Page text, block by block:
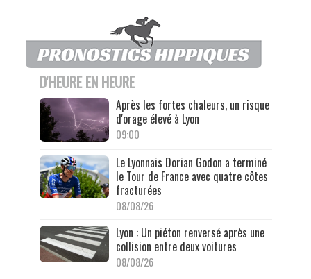
D'HEURE EN HEURE
Après les fortes chaleurs, un risque
d'orage élevé à Lyon
09:00
Le Lyonnais Dorian Godon a terminé
le Tour de France avec quatre côtes
fracturées
08/08/26
Lyon : Un piéton renversé après une
collision entre deux voitures
08/08/26